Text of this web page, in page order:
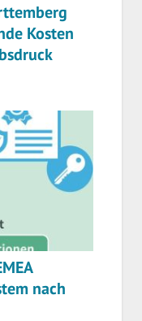
Kosten
nach